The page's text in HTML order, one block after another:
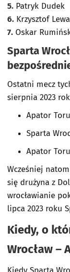
5. Patryk Dudek
6. Krzysztof
7. Oskar
Sparta
Ostatni mecz
sierpnia 2023
Apator
Sparta
Apator
Wcześniej
się drużyna z
wrocławianie
lipca 2023 roku
Kiedy, o
Wrocław –